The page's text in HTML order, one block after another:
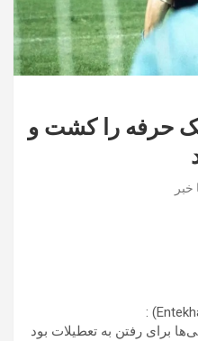
یک حرفه را کشت و
برای رفتن به تعطیلات بود